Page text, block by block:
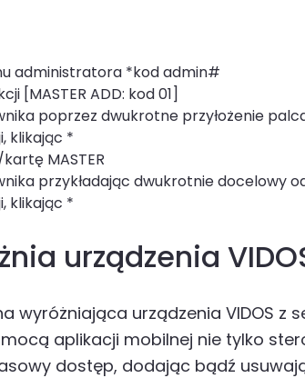
administratora *kod admin#
[MASTER ADD: kod 01]
poprzez dwukrotne przyłożenie
klikając *
MASTER
przykładając dwukrotnie docelowy
klikając *
urządzenia
wyróżniająca urządzenia VIDOS z
aplikacji mobilnej nie tylko
dostęp, dodając bądź